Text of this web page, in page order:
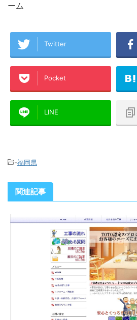
ーム
Twitter
Pocket
LINE
-福岡県
関連記事